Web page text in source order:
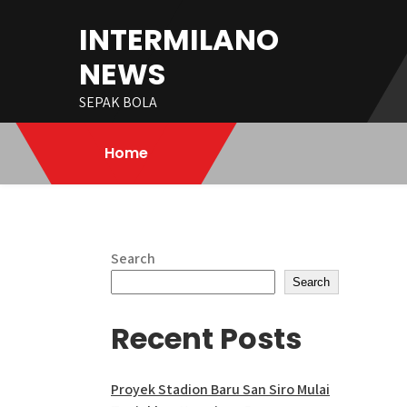
INTERMILANO
NEWS
SEPAK BOLA
Home
Search
Search
Recent Posts
Proyek Stadion Baru San Siro Mulai